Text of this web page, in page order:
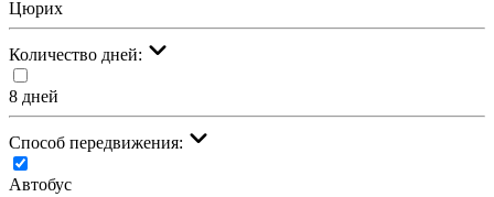
Цюрих
Количество дней:
8 дней
Cпособ передвижения:
Автобус